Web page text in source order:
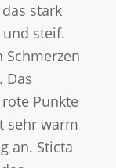
stark
steif.
Das
Punkte
sehr warm
an. Sticta